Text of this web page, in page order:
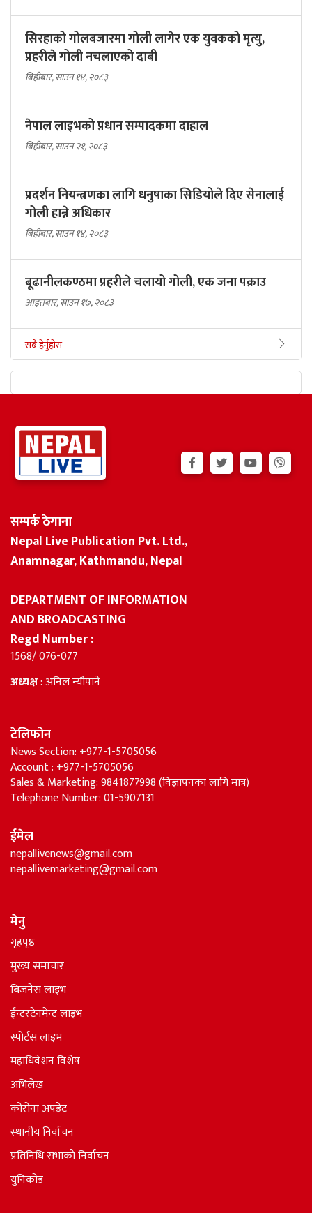
सिरहाको गोलबजारमा गोली लागेर एक युवकको मृत्यु,
प्रहरीले गोली नचलाएको दाबी
बिहीबार, साउन १४, २०८३
नेपाल लाइभको प्रधान सम्पादकमा दाहाल
बिहीबार, साउन २१, २०८३
प्रदर्शन नियन्त्रणका लागि धनुषाका सिडियोले दिए सेनालाई
गोली हान्ने अधिकार
बिहीबार, साउन १४, २०८३
बूढानीलकण्ठमा प्रहरीले चलायो गोली, एक जना पक्राउ
आइतबार, साउन १७, २०८३
सबै हेर्नुहोस
सम्पर्क ठेगाना
Nepal Live Publication Pvt. Ltd.,
Anamnagar, Kathmandu, Nepal
DEPARTMENT OF INFORMATION
AND BROADCASTING
Regd Number :
1568/ 076-077
अध्यक्ष: अनिल न्यौपाने
टेलिफोन
News Section: +977-1-5705056
Account : +977-1-5705056
Sales & Marketing: 9841877998 (विज्ञापनका लागि मात्र)
Telephone Number: 01-5907131
ईमेल
nepallivenews@gmail.com
nepallivemarketing@gmail.com
मेनु
गृहपृष्ठ
मुख्य समाचार
बिजनेस लाइभ
ईन्टरटेनमेन्ट लाइभ
स्पोर्टस लाइभ
महाधिवेशन विशेष
अभिलेख
कोरोना अपडेट
स्थानीय निर्वाचन
प्रतिनिधि सभाकाे निर्वाचन
युनिकोड